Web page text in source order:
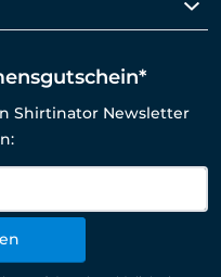
Shirtinator Newsletter